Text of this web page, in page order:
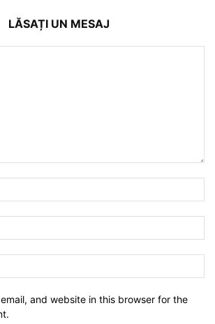
LĂSAȚI UN MESAJ
and website in this browser for the